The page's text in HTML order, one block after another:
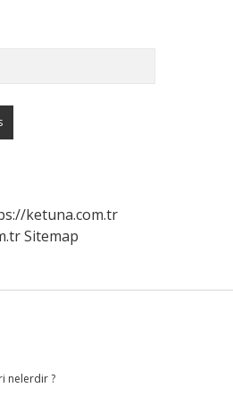
ketuna.com.tr
Sitemap
nelerdir ?